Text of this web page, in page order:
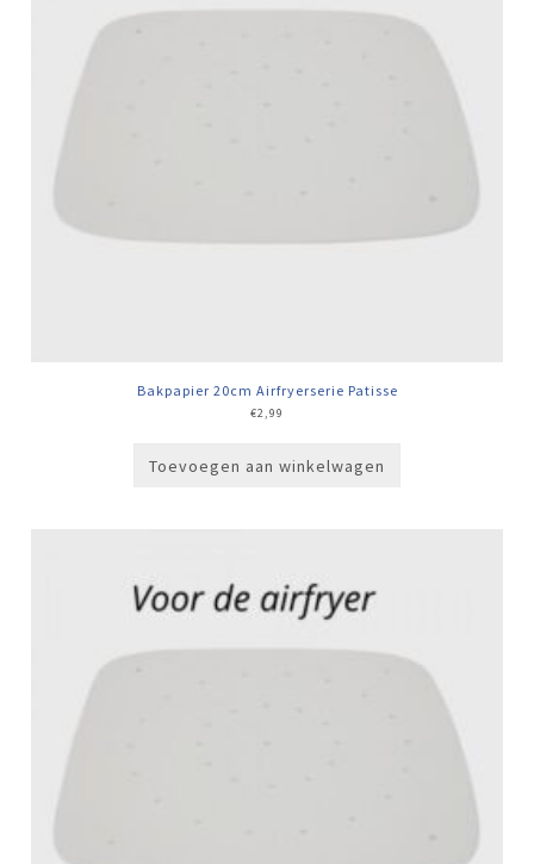
Bakpapier 20cm Airfryerserie Patisse
€2,99
Toevoegen aan winkelwagen